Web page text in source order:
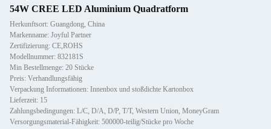
54W CREE LED Aluminium Quadratform
Herkunftsort: Guangdong, China
Markenname: Joyful Partner
Zertifizierung: CE,ROHS
Modellnummer: 832181S
Min Bestellmenge: 20 Stücke
Preis: Verhandlungsfähig
Verpackung Informationen: Innenbox und stoßdichte Kartonbox
Lieferzeit: 15
Zahlungsbedingungen: L/C, D/A, D/P, T/T, Western Union, MoneyGram
Versorgungsmaterial-Fähigkeit: 500000-teilig/Stücke pro Woche